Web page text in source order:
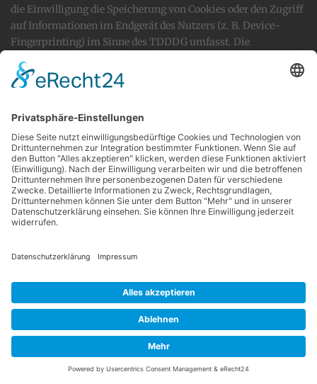
die Einwilligung die Speicherung von Cookies oder den Zugriff
auf Informationen im Endgerät des Nutzers (z. B. Device-
Fingerprinting) im Sinne des TDDDG umfasst. Die
Weitere Informationen zu Google reCAPTCHA entnehmen Sie
Nutzungsbedingungen unter folgenden Links:
https://policies.google.com/privacy?hl=deund
https://policies.google.com/terms?hl=de.
Das Unternehmen verfügt über eine Zertifizierung nach dem
„EU-US Data Privacy Framework“ (DPF). Der DPF ist ein
Übereinkommen zwischen der Europäischen Union und den
nach dem DPF zertifizierte Unternehmen verpflichtet sich,
diese Datenschutzstandards einzuhalten. Weitere
Informationen hierzu erhalten Sie vom Anbieter unter
folgendem Link:
https://www.dataprivacyframework.gov/participant/5780.
7. eCommerce und Zahlungs­anbieter